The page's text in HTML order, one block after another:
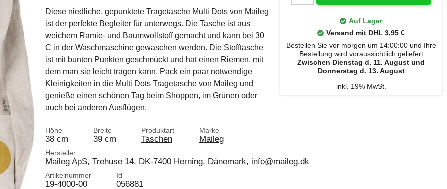
Auf Lager
Versand mit DHL 3,95 €
Bestellen Sie vor morgen um 14:00:00 und Ihre
Bestellung wird voraussichtlich geliefert
Zwischen Dienstag d. 11. August und
Donnerstag d. 13. August
inkl. 19% MwSt.
Diese niedliche, gepunktete Tragetasche Multi Dots von Maileg
ist der perfekte Begleiter für unterwegs. Die Tasche ist aus
weichem Ramie- und Baumwollstoff gemacht und kann bei 30
C in der Waschmaschine gewaschen werden. Die Stofftasche
ist mit bunten Punkten geschmückt und hat einen Riemen, mit
dem man sie leicht tragen kann. Pack ein paar notwendige
Kleinigkeiten in die Multi Dots Tragetasche von Maileg und
genieße einen schönen Tag beim Shoppen, im Grünen oder
auch bei anderen Ausflügen.
Höhe
38 cm
Breite
39 cm
Produktart
Taschen
Marke
Maileg
Hersteller
Maileg ApS, Trehuse 14, DK-7400 Herning, Dänemark, info@maileg.dk
Artikelnummer
19-4000-00
Id
056881